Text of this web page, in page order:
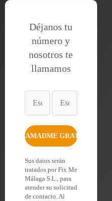
Déjanos tu
número y
nosotros te
llamamos
Sus datos serán
tratados por Fix Me
Málaga S.L., para
atender su solicitud
de contacto. Al